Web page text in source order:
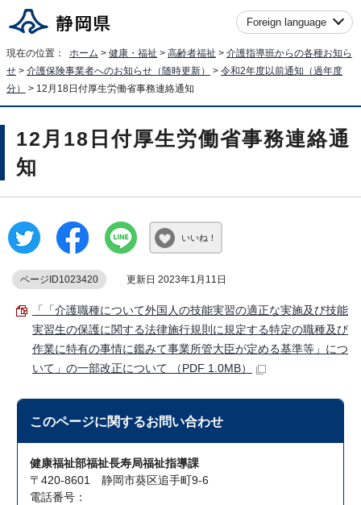
Foreign language
現在の位置： ホーム > 健康・福祉 > 高齢者福祉 > 介護指導班からの各種お知ら
せ > 介護保険事業者へのお知らせ（随時更新） > 令和2年度以前通知（過年度
分）
> 12月18日付厚生労働省事務連絡通知
12月18日付厚生労働省事務連絡通
知
いいね！
ページID1023420 更新日 2023年1月11日
「「介護職種について外国人の技能実習の適正な実施及び技能
実習生の保護に関する法律施行規則に規定する特定の職種及び
作業に特有の事情に鑑みて事業所管大臣が定める基準等」につ
いて」の一部改正について （PDF 1.0MB）
このページに関するお問い合わせ
健康福祉部福祉長寿局福祉指導課
〒420-8601 静岡市葵区追手町9-6
電話番号：